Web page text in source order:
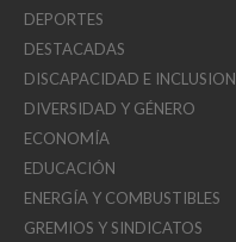
DEPORTES
DESTACADAS
DISCAPACIDAD E INCLUSION
DIVERSIDAD Y GÉNERO
ECONOMÍA
EDUCACIÓN
ENERGÍA Y COMBUSTIBLES
GREMIOS Y SINDICATOS